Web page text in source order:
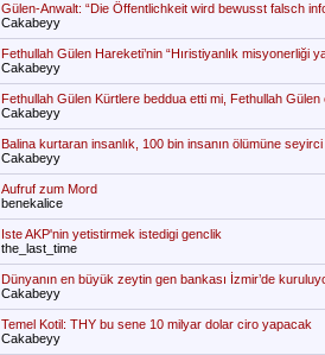
Gülen-Anwalt: “Die Öffentlichkeit wird bewusst falsch
Cakabeyy
Fethullah Gülen Hareketi’nin “Hıristiyanlık misyonerliği
Cakabeyy
Fethullah Gülen Kürtlere beddua etti mi, Fethullah
Cakabeyy
Balina kurtaran insanlık, 100 bin insanın ölümüne seyirci
Cakabeyy
Aufruf zum Mord
benekalice
Iste AKP'nin yetistirmek istedigi genclik
the_last_time
Dünyanın en büyük zeytin gen bankası İzmir’de
Cakabeyy
Temel Kotil: THY bu sene 10 milyar dolar ciro yapacak
Cakabeyy